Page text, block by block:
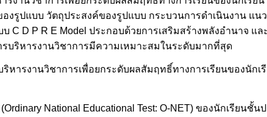
รูปแบบ วัตถุประสงค์ของรูปแบบ กระบวนการดำเนินงาน แน
C D P R E Model ประกอบด้วยการเสริมสร้างพลังอำนาจ แ
ริหารงานวิชาการมีความเหมาะสมในระดับมากที่สุด
หารงานวิชาการเพื่อยกระดับผลสัมฤทธิ์ทางการเรียนของนักเ
National Educational Test: O-NET) ของนักเรียนชั้น